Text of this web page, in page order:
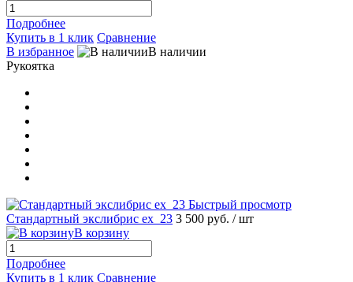
Подробнее
Купить в 1 клик Сравнение
В избранное
В наличии
Рукоятка
Быстрый просмотр
Стандартный экслибрис ex_23 3 500 руб. / шт
В корзину
Подробнее
Купить в 1 клик Сравнение